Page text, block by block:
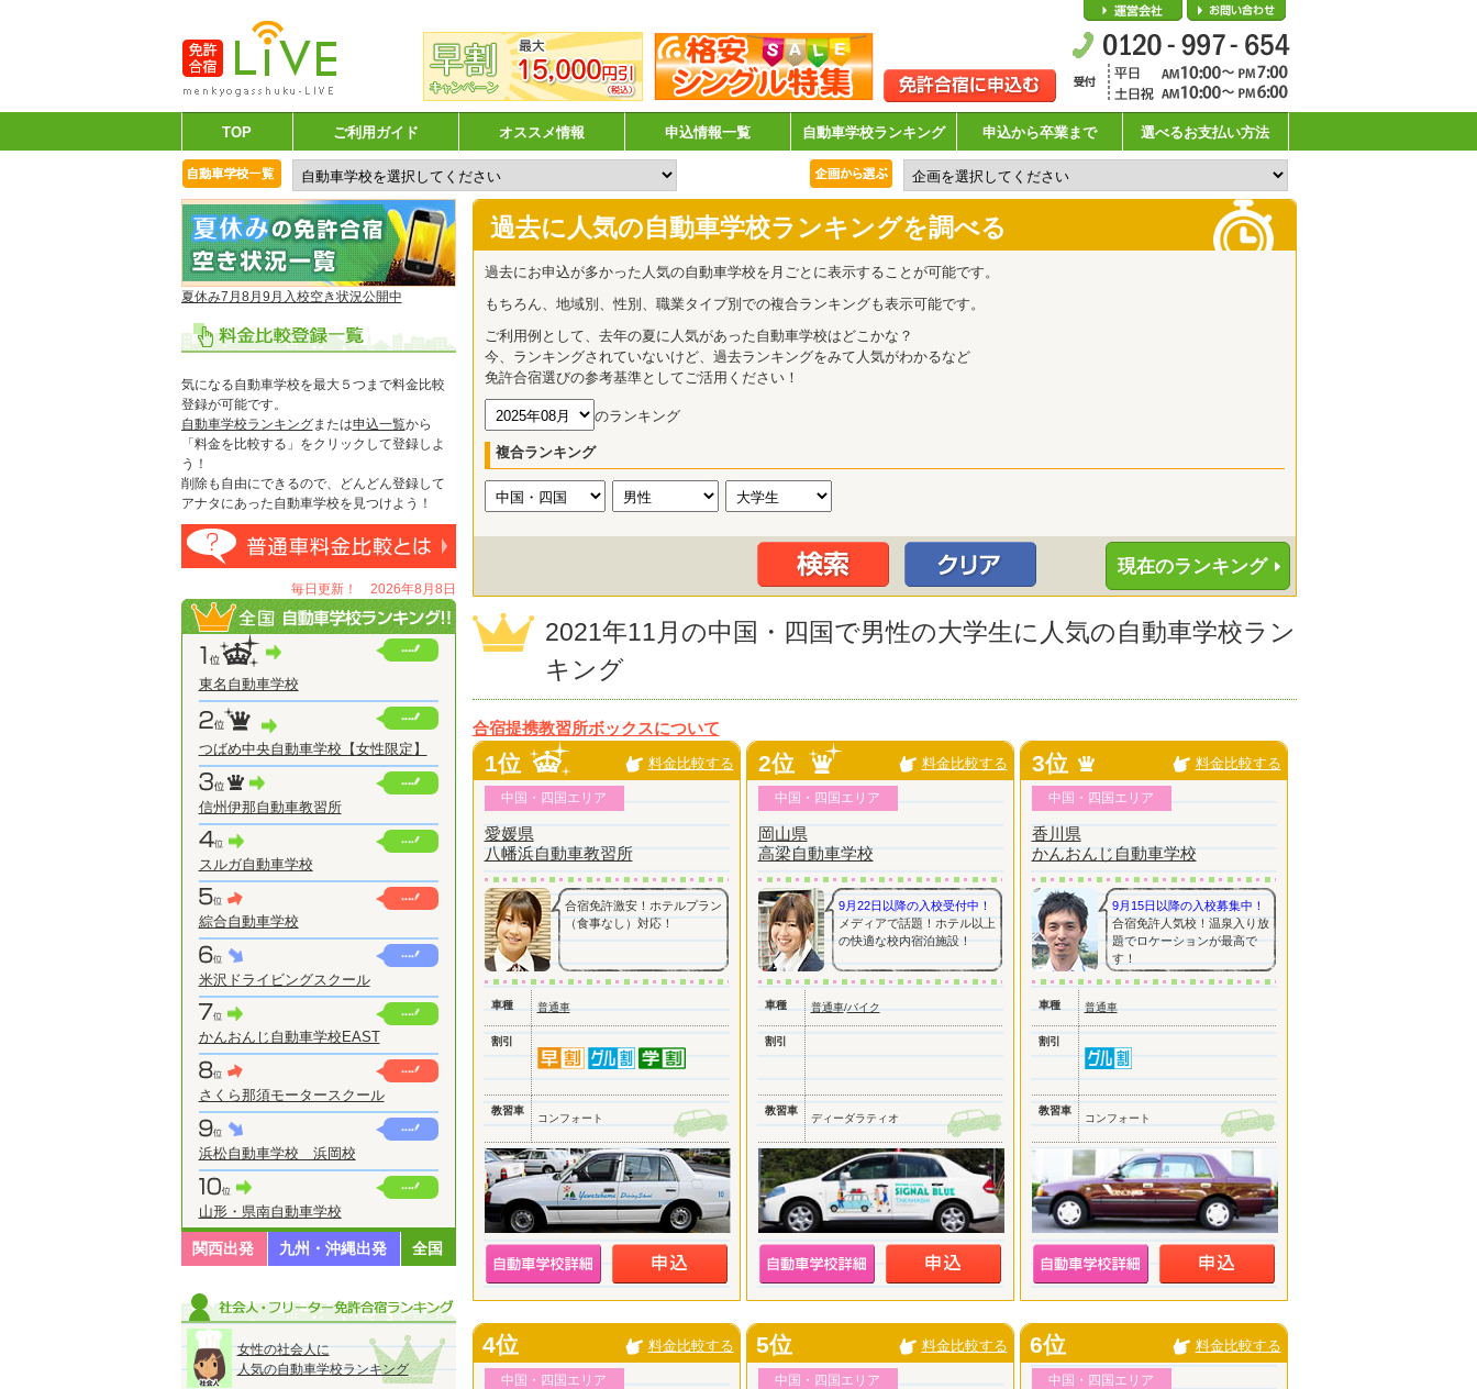
会社概要
TOP ご利用ガイド オススメ情報 申込情報一覧 自動車学校ランキング 申込から卒業まで 選べるお支払い方法
夏休み7月8月9月入校空き状況公開中
気になる自動車学校を最大５つまで料金比較
登録が可能です。
自動車学校ランキングまたは申込一覧から
「料金を比較する」をクリックして登録しよ
う！
削除も自由にできるので、どんどん登録して
アナタにあった自動車学校を見つけよう！
毎日更新！ 2026年8月8日
東名自動車学校
つばめ中央自動車学校【女性限定】
信州伊那自動車教習所
スルガ自動車学校
綜合自動車学校
米沢ドライビングスクール
かんおんじ自動車学校EAST
さくら那須モータースクール
浜松自動車学校 浜岡校
山形・県南自動車学校
関西出発 九州・沖縄出発 全国
女性の社会人に
人気の自動車学校ランキング
過去に人気の自動車学校ランキングを調べる
過去にお申込が多かった人気の自動車学校を月ごとに表示することが可能です。
もちろん、地域別、性別、職業タイプ別での複合ランキングも表示可能です。
ご利用例として、去年の夏に人気があった自動車学校はどこかな？
今、ランキングされていないけど、過去ランキングをみて人気がわかるなど
免許合宿選びの参考基準としてご活用ください！
のランキング
複合ランキング
現在のランキング
2021年11月の中国・四国で男性の大学生に人気の自動車学校ラン
キング
合宿提携教習所ボックスについて
1位 料金比較する
中国・四国エリア
愛媛県
八幡浜自動車教習所
合宿免許激安！ホテルプラン
（食事なし）対応！
車種 普通車
割引
教習車
コンフォート
2位 料金比較する
中国・四国エリア
岡山県
高梁自動車学校
9月22日以降の入校受付中！
メディアで話題！ホテル以上
の快適な校内宿泊施設！
車種 普通車/バイク
割引
教習車
ディーダラティオ
3位 料金比較する
中国・四国エリア
香川県
かんおんじ自動車学校
9月15日以降の入校募集中！
合宿免許人気校！温泉入り放
題でロケーションが最高で
す！
車種 普通車
割引
教習車
コンフォート
4位 料金比較する
中国・四国エリア
5位 料金比較する
中国・四国エリア
6位 料金比較する
中国・四国エリア